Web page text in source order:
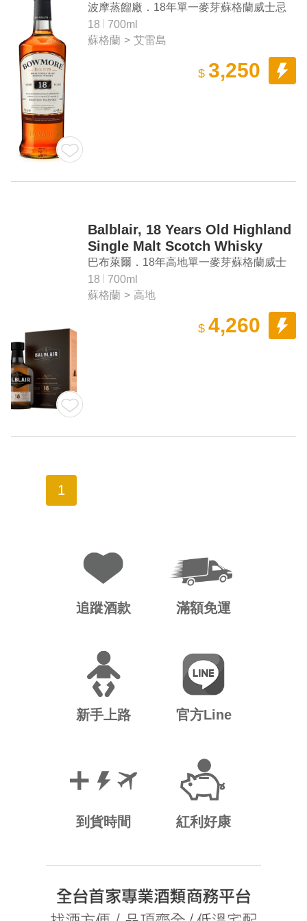
波摩蒸餾廠．18年單一麥芽蘇格蘭威士忌
18
700ml
蘇格蘭 > 艾雷島
$ 3,250
Balblair, 18 Years Old Highland
Single Malt Scotch Whisky
巴布萊爾．18年高地單一麥芽蘇格蘭威士
忌
18
700ml
蘇格蘭 > 高地
$ 4,260
1
追蹤酒款 滿額免運
新手上路 官方Line
到貨時間 紅利好康